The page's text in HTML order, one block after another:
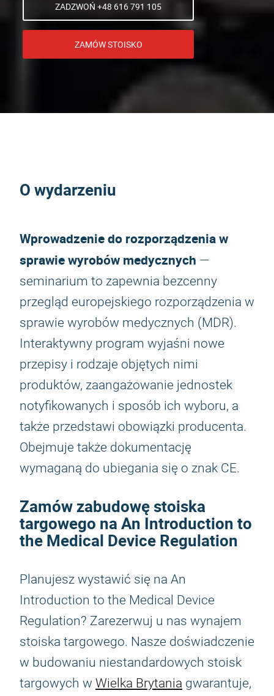
ZADZWOŃ +48 616 791 105
ZAMÓW STOISKO
O wydarzeniu
Wprowadzenie do rozporządzenia w
sprawie wyrobów medycznych —
seminarium to zapewnia bezcenny
przegląd europejskiego rozporządzenia w
sprawie wyrobów medycznych (MDR).
Interaktywny program wyjaśni nowe
przepisy i rodzaje objętych nimi
produktów, zaangażowanie jednostek
notyfikowanych i sposób ich wyboru, a
także przedstawi obowiązki producenta.
Obejmuje także dokumentację
wymaganą do ubiegania się o znak CE.
Zamów zabudowę stoiska
targowego na An Introduction to
the Medical Device Regulation
Planujesz wystawić się na An
Introduction to the Medical Device
Regulation? Zarezerwuj u nas wynajem
stoiska targowego. Nasze doświadczenie
w budowaniu niestandardowych stoisk
targowych w Wielka Brytania gwarantuje,